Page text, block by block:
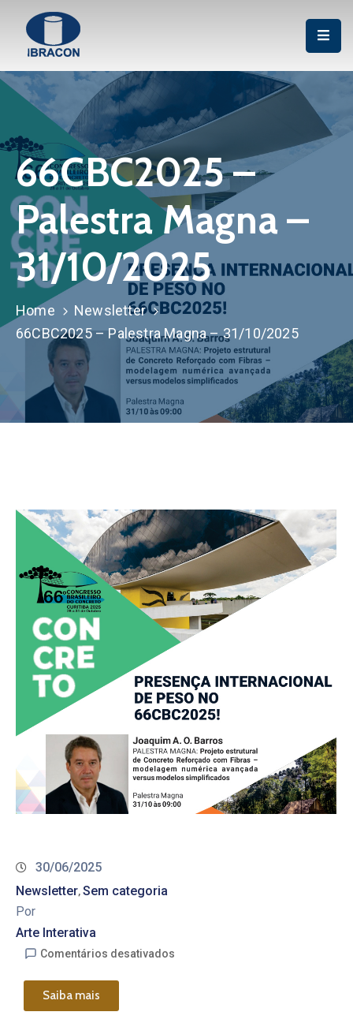
Institucional
Associação
Publicações
Cursos
Certificação
P&D
Eventos
66CBC2025 –
Palestra Magna –
31/10/2025
Home
Newsletter
66CBC2025 – Palestra Magna – 31/10/2025
30/06/2025
Newsletter‚Sem categoria
Por
Arte Interativa
Comentários desativados
Saiba mais